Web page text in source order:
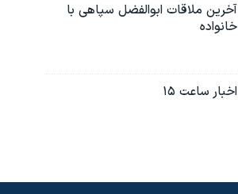
آخرین ملاقات ابوالفضل سپاهی با
خانواده
اخبار ساعت ۱۵